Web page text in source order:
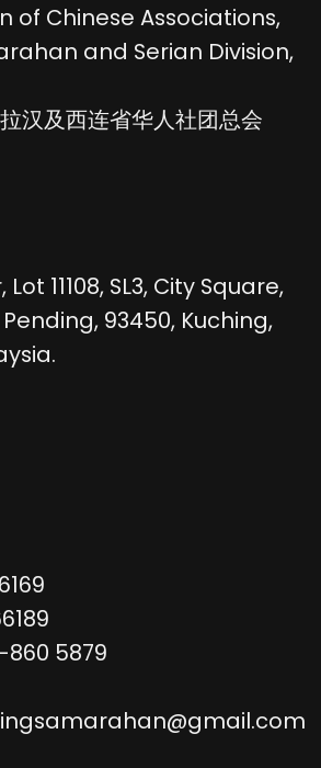
of Chinese Associations,
and Serian Division,
汉及西连省华人社团总会
11108, SL3, City Square,
93450, Kuching,
860 5879